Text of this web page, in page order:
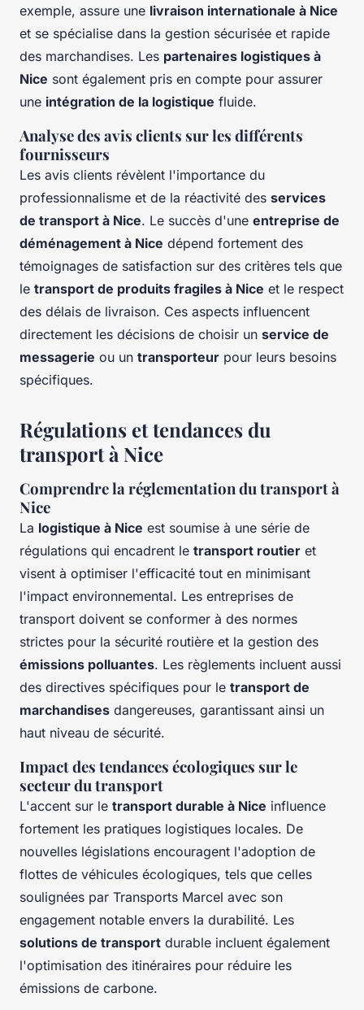
exemple, assure une livraison internationale à Nice
et se spécialise dans la gestion sécurisée et rapide
des marchandises. Les partenaires logistiques à
Nice sont également pris en compte pour assurer
une intégration de la logistique fluide.
Analyse des avis clients sur les différents
fournisseurs
Les avis clients révèlent l'importance du
professionnalisme et de la réactivité des services
de transport à Nice. Le succès d'une entreprise de
déménagement à Nice dépend fortement des
témoignages de satisfaction sur des critères tels que
le transport de produits fragiles à Nice et le respect
des délais de livraison. Ces aspects influencent
directement les décisions de choisir un service de
messagerie ou un transporteur pour leurs besoins
spécifiques.
Régulations et tendances du
transport à Nice
Comprendre la réglementation du transport à
Nice
La logistique à Nice est soumise à une série de
régulations qui encadrent le transport routier et
visent à optimiser l'efficacité tout en minimisant
l'impact environnemental. Les entreprises de
transport doivent se conformer à des normes
strictes pour la sécurité routière et la gestion des
émissions polluantes. Les règlements incluent aussi
des directives spécifiques pour le transport de
marchandises dangereuses, garantissant ainsi un
haut niveau de sécurité.
Impact des tendances écologiques sur le
secteur du transport
L'accent sur le transport durable à Nice influence
fortement les pratiques logistiques locales. De
nouvelles législations encouragent l'adoption de
flottes de véhicules écologiques, tels que celles
soulignées par Transports Marcel avec son
engagement notable envers la durabilité. Les
solutions de transport durable incluent également
l'optimisation des itinéraires pour réduire les
émissions de carbone.